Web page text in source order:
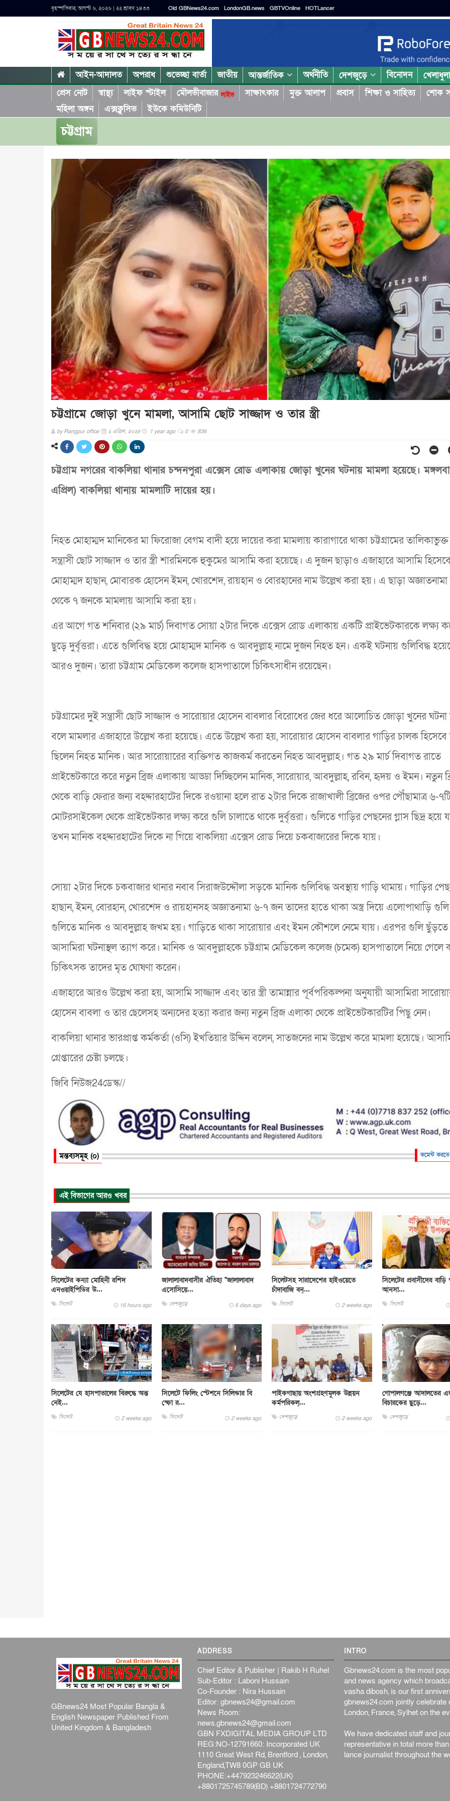
বৃহস্পতিবার, আগস্ট ৬, ২০২৬ | ২২ শ্রাবণ ১৪৩৩ Old GBNews24.com LondonGB.news GBTVOnline HOTLancer
আইন-আদালত অপরাধ শুভেচ্ছা বার্তা জাতীয় আন্তর্জাতিক অর্থনীতি দেশজুড়ে বিনোদন
প্রেস নোট
স্বাস্থ্য লাইফ স্টাইল মৌলভীবাজারলাইভ সাক্ষাৎকার মুক্ত আলাপ প্রবাস শিক্ষা ও সাহিত্য শোক
মহিলা অঙ্গন
এক্সক্লুসিভ ইউকে কমিউনিটি
চট্টগ্রাম
চট্টগ্রামে জোড়া খুনে মামলা, আসামি ছোট সাজ্জাদ ও তার স্ত্রী
byRangpur office ২ এপ্রিল, ২০২৫ 1 year ago 0 836
চট্টগ্রাম নগরের বাকলিয়া থানার চন্দনপুরা এক্সেস রোড এলাকায় জোড়া খুনের ঘটনায় মামলা হয়েছে।
এপ্রিল) বাকলিয়া থানায় মামলাটি দায়ের হয়।
নিহত মোহাম্মদ মানিকের মা ফিরোজা বেগম বাদী হয়ে দায়ের করা মামলায় কারাগারে থাকা চট্টগ্রামের তালিকাভুক্ত
সন্ত্রাসী ছোট সাজ্জাদ ও তার স্ত্রী শারমিনকে হুকুমের আসামি করা হয়েছে। এ দুজন ছাড়াও এজাহারে আসামি
মোহাম্মদ হাছান, মোবারক হোসেন ইমন, খোরশেদ, রায়হান ও বোরহানের নাম উল্লেখ করা হয়। এ ছাড়া
থেকে ৭ জনকে মামলায় আসামি করা হয়।
এর আগে গত শনিবার (২৯ মার্চ) দিবাগত সোয়া ২টার দিকে এক্সেস রোড এলাকায় একটি প্রাইভেটকারকে লক্ষ্য
ছুড়ে দুর্বৃত্তরা। এতে গুলিবিদ্ধ হয়ে মোহাম্মদ মানিক ও আবদুল্লাহ নামে দুজন নিহত হন। একই ঘটনায় গুলিবিদ্ধ
আরও দুজন। তারা চট্টগ্রাম মেডিকেল কলেজ হাসপাতালে চিকিৎসাধীন রয়েছেন।
চট্টগ্রামের দুই সন্ত্রাসী ছোট সাজ্জাদ ও সারোয়ার হোসেন বাবলার বিরোধের জের ধরে আলোচিত জোড়া খুনের ঘটনা
বলে মামলার এজাহারে উল্লেখ করা হয়েছে। এতে উল্লেখ করা হয়, সারোয়ার হোসেন বাবলার গাড়ির চালক
ছিলেন নিহত মানিক। আর সারোয়ারের ব্যক্তিগত কাজকর্ম করতেন নিহত আবদুল্লাহ। গত ২৯ মার্চ দিবাগত রাতে
প্রাইভেটকারে করে নতুন ব্রিজ এলাকায় আড্ডা দিচ্ছিলেন মানিক, সারোয়ার, আবদুল্লাহ, রবিন, হৃদয় ও ইমন। নতুন
থেকে বাড়ি ফেরার জন্য বহদ্দারহাটের দিকে রওয়ানা হলে রাত ২টার দিকে রাজাখালী ব্রিজের ওপর পৌঁছামাত্র ৬-
মোটরসাইকেল থেকে প্রাইভেটকার লক্ষ্য করে গুলি চালাতে থাকে দুর্বৃত্তরা। গুলিতে গাড়ির পেছনের গ্লাস ছিদ্র হয়ে
তখন মানিক বহদ্দারহাটের দিকে না গিয়ে বাকলিয়া এক্সেস রোড দিয়ে চকবাজারের দিকে যায়।
সোয়া ২টার দিকে চকবাজার থানার নবাব সিরাজউদ্দৌলা সড়কে মানিক গুলিবিদ্ধ অবস্থায় গাড়ি থামায়। গাড়ির
হাছান, ইমন, বোরহান, খোরশেদ ও রায়হানসহ অজ্ঞাতনামা ৬-৭ জন তাদের হাতে থাকা অস্ত্র দিয়ে এলোপাথাড়ি
গুলিতে মানিক ও আবদুল্লাহ জখম হয়। গাড়িতে থাকা সারোয়ার এবং ইমন কৌশলে নেমে যায়। এরপর গুলি ছুঁড়তে
আসামিরা ঘটনাস্থল ত্যাগ করে। মানিক ও আবদুল্লাহকে চট্টগ্রাম মেডিকেল কলেজ (চমেক) হাসপাতালে নিয়ে গেলে
চিকিৎসক তাদের মৃত ঘোষণা করেন।
এজাহারে আরও উল্লেখ করা হয়, আসামি সাজ্জাদ এবং তার স্ত্রী তামান্নার পূর্বপরিকল্পনা অনুযায়ী আসামিরা
হোসেন বাবলা ও তার ছেলেসহ অন্যদের হত্যা করার জন্য নতুন ব্রিজ এলাকা থেকে প্রাইভেটকারটির পিছু নেন।
বাকলিয়া থানার ভারপ্রাপ্ত কর্মকর্তা (ওসি) ইখতিয়ার উদ্দিন বলেন, সাতজনের নাম উল্লেখ করে মামলা হয়েছে।
গ্রেপ্তারের চেষ্টা চলছে।
জিবি নিউজ24ডেস্ক//
মন্তব্যসমূহ (০) কমেন্ট
এই বিভাগের আরও খবর
সিলেটের কন্যা মোহিনী রশিদ
এনওয়াইপিডির উ...
সিলেট 16 hours ago
জালালাবাদবাসীর ঐতিহ্য "জালালাবাদ
এসোসিয়ে...
দেশজুড়ে 6 days ago
সিলেটসহ সারাদেশের হাইওয়েতে
চাঁদাবাজি বন্...
সিলেট 2 weeks ago
সিলেটের প্রবাসীদের বাড়ি
আনসা...
সিলেট
সিলেটের যে হাসপাতালের বিরুদ্ধে অন্ত
নেই...
সিলেট 2 weeks ago
সিলেটে ফিলিং স্টেশনে সিলিন্ডার বি
স্ফো র...
সিলেট 2 weeks ago
পাইকগাছায় অংশগ্রহণমূলক উন্নয়ন
কর্মপরিকল্...
দেশজুড়ে 2 weeks ago
গোপালগঞ্জে আদালতের
বিচারকের ছুড়ে...
দেশজুড়ে
GBnews24 Most Popular Bangla &
English Newspaper Published From
United Kingdom & Bangladesh
ADDRESS
Chief Editor & Publisher | Rakib H Ruhel
Sub-Editor : Laboni Hussain
Co-Founder : Nira Hussain
Editor:gbnews24@gmail.com
News Room:
news.gbnews24@gmail.com
GBN FXDIGITAL MEDIA GROUP LTD
REG:NO-12791660: Incorporated UK
1110 Great West Rd, Brentford , London,
England,TW8 0GP GB UK
PHONE:+447923246622(UK)
+8801725745789(BD) +8801724772790
INTRO
Gbnews24.com is the most
and news agency which
vasha dibosh, is our first
gbnews24.com jointly
London, France, Sylhet on the
We have dedicated staff and
representative in total more
lance journalist throughout the